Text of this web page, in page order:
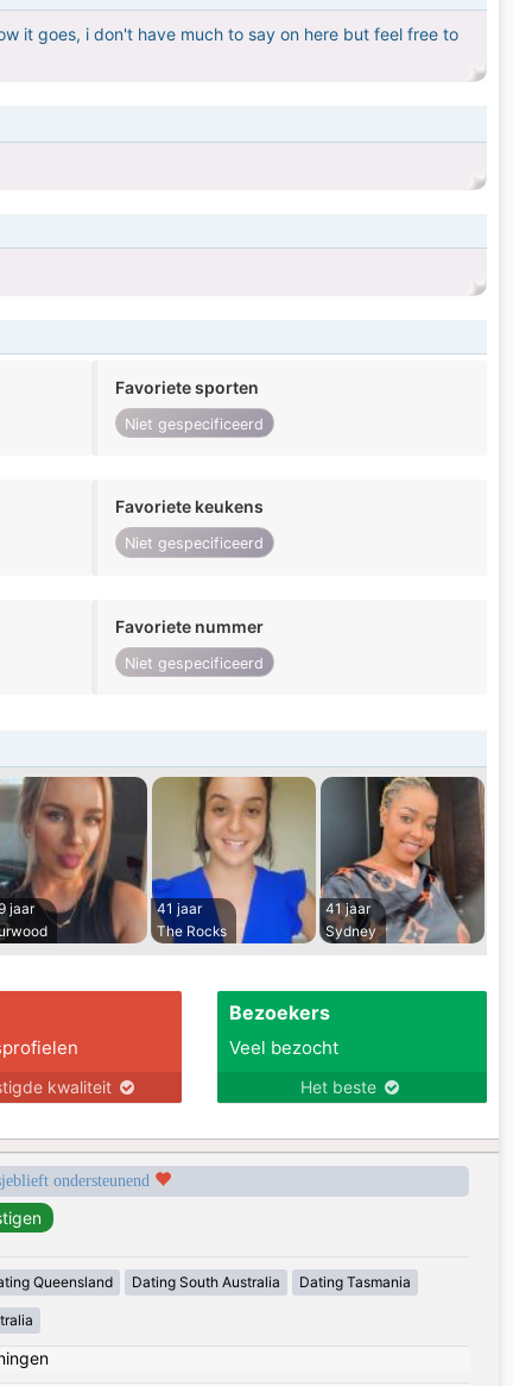
it goes, i don't have much to say on here but feel free to
Favoriete sporten
Niet gespecificeerd
Favoriete keukens
Niet gespecificeerd
Favoriete nummer
Niet gespecificeerd
jaar
41 jaar
The Rocks
41 jaar
Sydney
kwaliteit
Bezoekers
Veel bezocht
Het beste
ondersteunend
Queensland Dating South Australia Dating Tasmania